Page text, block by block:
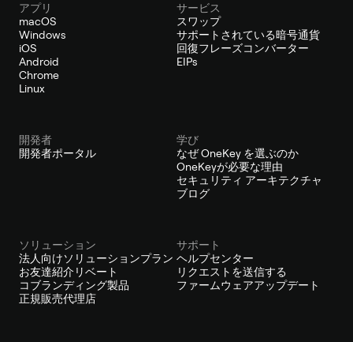
アプリ
macOS
Windows
iOS
Android
Chrome
Linux
サービス
スワップ
サポートされている暗号通貨
回復フレーズコンバーター
EIPs
開発者
開発者ポータル
学び
なぜ OneKey を選ぶのか
OneKeyが必要な理由
セキュリティ アーキテクチャ
ブログ
ソリューション
法人向けソリューションプラン
お友達紹介リベート
コブランディング製品
正規販売代理店
サポート
ヘルプセンター
リクエストを送信する
ファームウェアアップデート